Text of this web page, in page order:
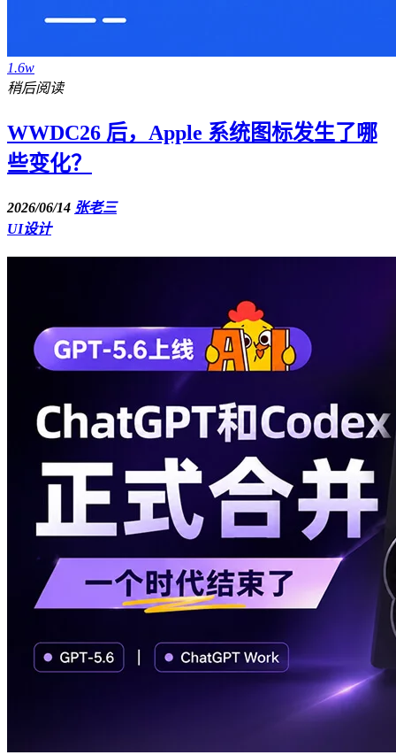
1.6w
稍后阅读
WWDC26 后，Apple 系统图标发生了哪
些变化？
2026/06/14 张老三
UI设计